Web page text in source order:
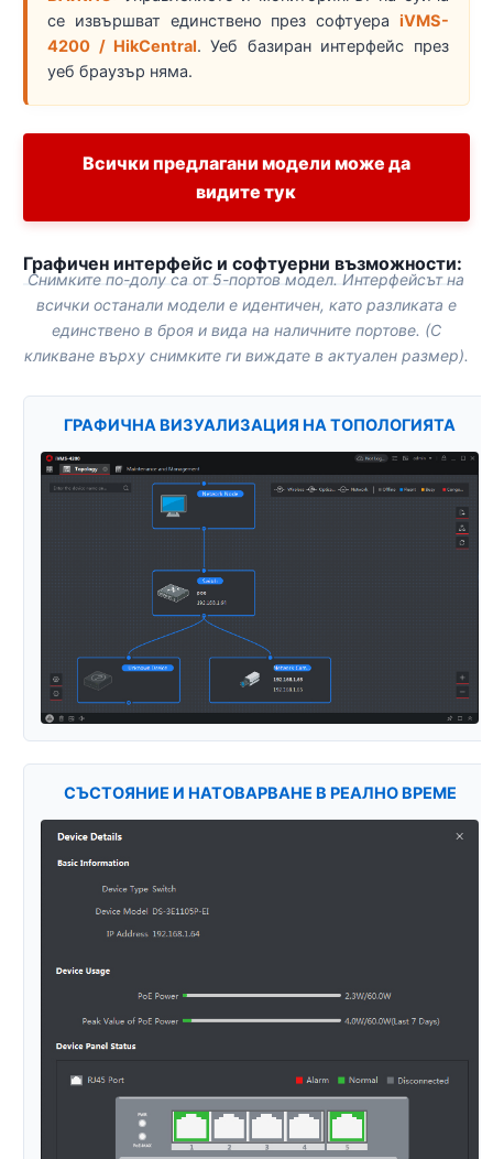
се извършват единствено през софтуера iVMS-
4200 / HikCentral. Уеб базиран интерфейс през
уеб браузър няма.
Всички предлагани модели може да
видите тук
Графичен интерфейс и софтуерни възможности:
Снимките по-долу са от 5-портов модел. Интерфейсът на
всички останали модели е идентичен, като разликата е
единствено в броя и вида на наличните портове. (С
кликване върху снимките ги виждате в актуален размер).
ГРАФИЧНА ВИЗУАЛИЗАЦИЯ НА ТОПОЛОГИЯТА
СЪСТОЯНИЕ И НАТОВАРВАНЕ В РЕАЛНО ВРЕМЕ